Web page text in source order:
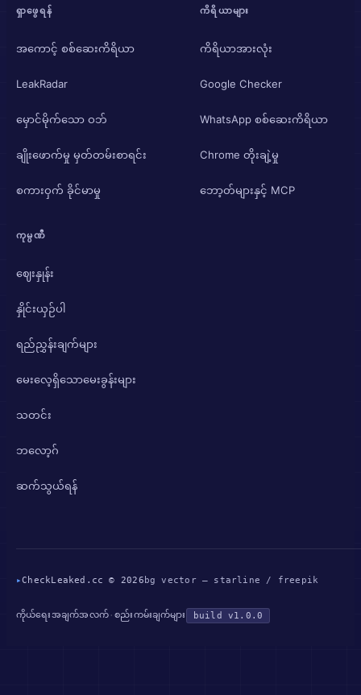
ရှာဖွေရန်
အကောင့် စစ်ဆေးကိရိယာ
LeakRadar
မှောင်မိုက်သော ဝဘ်
ချိုးဖောက်မှု မှတ်တမ်းစာရင်း
စကားဝှက် ခိုင်မာမှု
ကိရိယာများ
ကိရိယာအားလုံး
Google Checker
WhatsApp စစ်ဆေးကိရိယာ
Chrome တိုးချဲ့မှု
ဘော့တ်များနှင့် MCP
ကုမ္ပဏီ
ဈေးနှုန်း
နှိုင်းယှဉ်ပါ
ရည်ညွှန်းချက်များ
မေးလေ့ရှိသောမေးခွန်းများ
သတင်း
ဘလော့ဂ်
ဆက်သွယ်ရန်
▸CheckLeaked.cc © 2026 bg vector — starline / freepik
ကိုယ်ရေးအချက်အလက်·စည်းကမ်းချက်များ build v1.0.0